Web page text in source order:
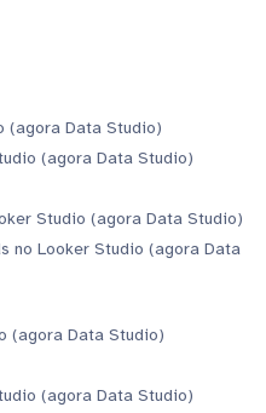
(agora Data Studio)
(agora Data Studio)
Studio (agora Data Studio)
no Looker Studio (agora Data
(agora Data Studio)
(agora Data Studio)